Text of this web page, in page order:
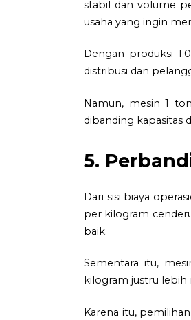
stabil dan volume
usaha yang ingin
Dengan produksi
distribusi dan
Namun, mesin 1
dibanding kapasitas
5.
Dari sisi biaya
per kilogram
baik.
Sementara itu,
kilogram justru lebih
Karena itu,